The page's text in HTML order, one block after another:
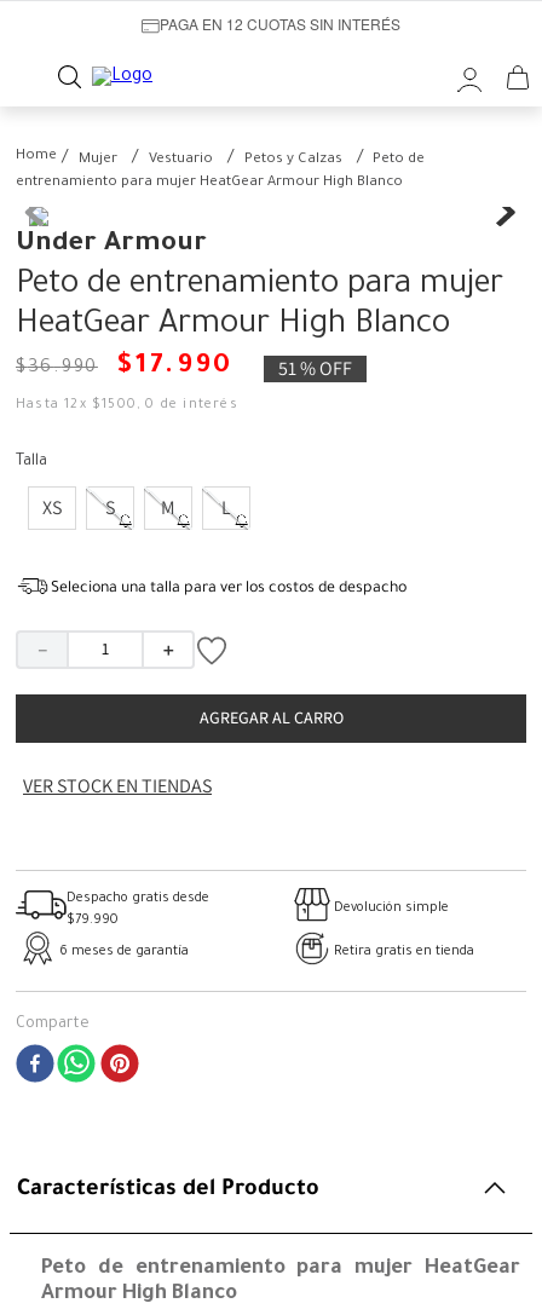
PAGA EN 12 CUOTAS SIN INTERÉS
Mujer Vestuario Petos y Calzas
Peto de
entrenamiento para mujer HeatGear Armour High Blanco
Under Armour
Peto de entrenamiento para mujer
HeatGear Armour High Blanco
$36.990 $17. 990 51 %OFF
Hasta12 x $1500 ,0 de interés
Talla
XS S M L
Seleciona una talla para ver los costos de despacho
＋
－
AGREGAR AL CARRO
VER STOCK EN TIENDAS
Despacho gratis desde
$79.990
Devolución simple
6 meses de garantía Retira gratis en tienda
Comparte
Características del Producto
Peto de entrenamiento para mujer HeatGear
Armour High Blanco